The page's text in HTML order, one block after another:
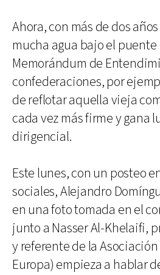
Ahora, con más de dos
mucha agua bajo el
Memorándum de
confederaciones, por
de reflotar aquella vieja
cada vez más firme y gana
dirigencial.
Este lunes, con un posteo
sociales, Alejandro
en una foto tomada en el
junto a Nasser Al-Khelaifi,
y referente de la
Europa) empieza a hablar